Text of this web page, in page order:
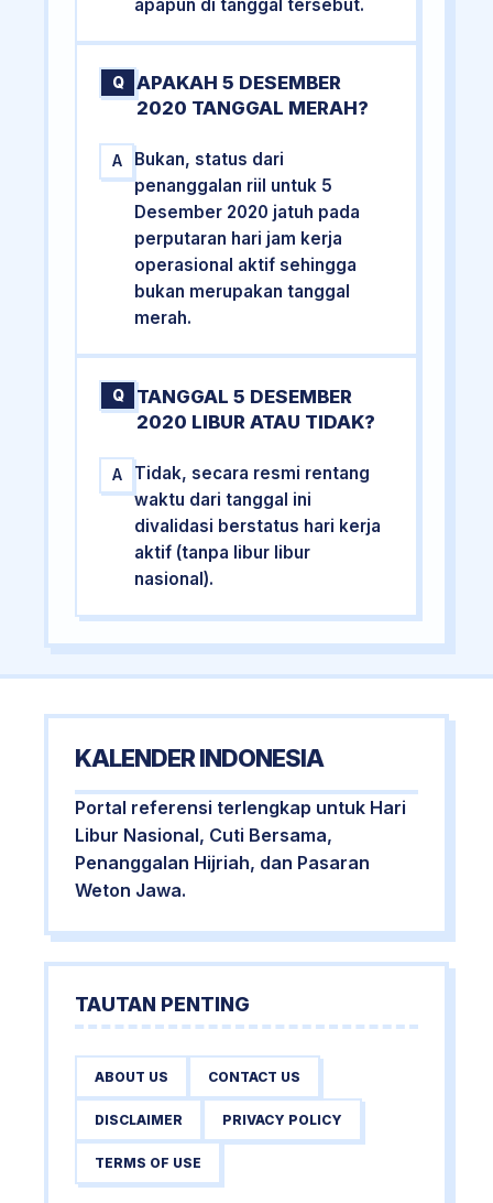
apapun di tanggal tersebut.
Q
APAKAH 5 DESEMBER
2020 TANGGAL MERAH?
A
Bukan, status dari
penanggalan riil untuk 5
Desember 2020 jatuh pada
perputaran hari jam kerja
operasional aktif sehingga
bukan merupakan tanggal
merah.
Q
TANGGAL 5 DESEMBER
2020 LIBUR ATAU TIDAK?
A
Tidak, secara resmi rentang
waktu dari tanggal ini
divalidasi berstatus hari kerja
aktif (tanpa libur libur
nasional).
KALENDER INDONESIA
Portal referensi terlengkap untuk Hari
Libur Nasional, Cuti Bersama,
Penanggalan Hijriah, dan Pasaran
Weton Jawa.
TAUTAN PENTING
ABOUT US CONTACT US
DISCLAIMER PRIVACY POLICY
TERMS OF USE